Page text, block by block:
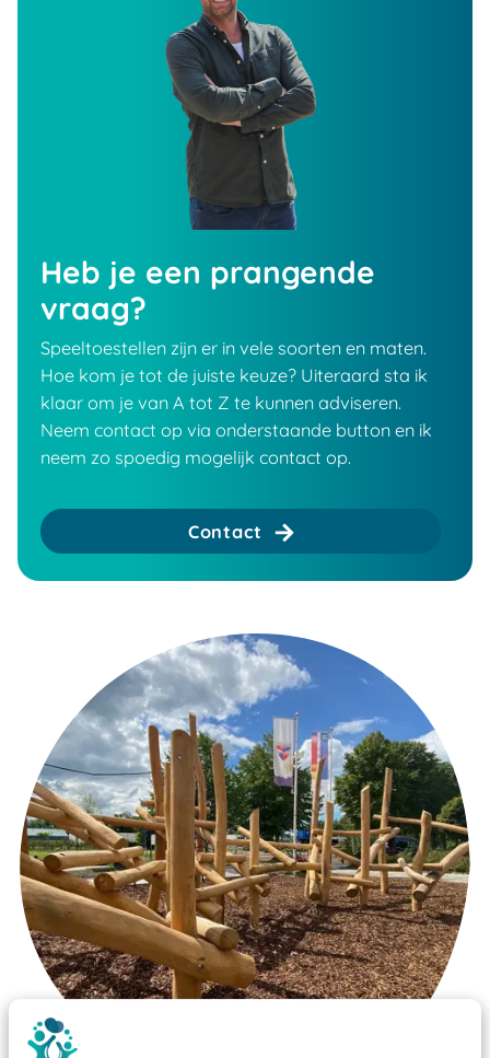
Heb je een prangende
vraag?
Speeltoestellen zijn er in vele soorten en maten.
Hoe kom je tot de juiste keuze? Uiteraard sta ik
klaar om je van A tot Z te kunnen adviseren.
Neem contact op via onderstaande button en ik
neem zo spoedig mogelijk contact op.
Contact